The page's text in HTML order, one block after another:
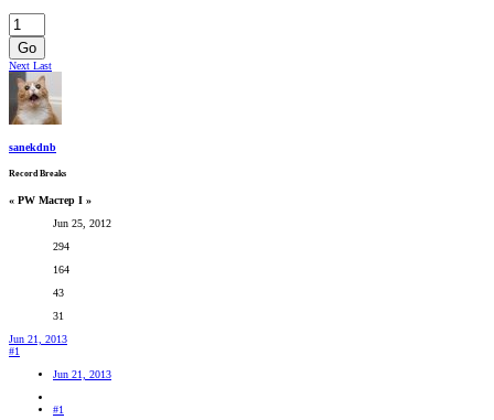
Go
Next Last
sanekdnb
Record Breaks
« PW Мастер I »
Jun 25, 2012
294
164
43
31
Jun 21, 2013
#1
Jun 21, 2013
#1